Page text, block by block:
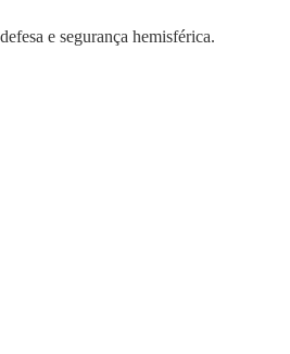
e segurança hemisférica.